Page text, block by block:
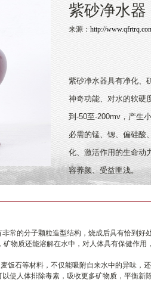
紫砂净水器
来源：http://
紫砂净水器具有净化、
神奇功能、对水的软硬
到-50至-200mv，产生
必需的锰、锶、偏硅酸
化、激活作用的生命动
容养颜、受益匪浅。
常的分子颗粒造型结构，烧成后具有恰到好
物质还能溶解在水中，对人体具有保健作用
饭石等材料，不仅能吸附自来水中的异味，
使人体排除毒素，吸收更多矿物质，平衡新